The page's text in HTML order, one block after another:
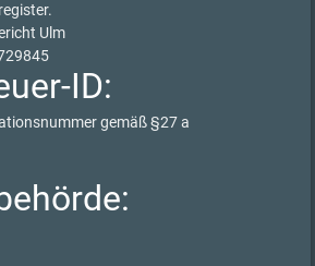
Ulm
ID:
gemäß §27 a